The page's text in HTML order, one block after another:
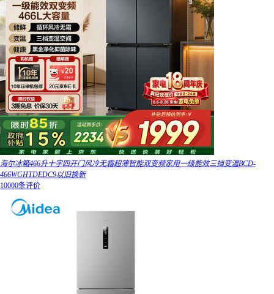
海尔冰箱466升十字四开门风冷无霜超薄智能双变频家用一级能效三挡变温BCD-
466WGHTDEDC9以旧换新
10000条评价